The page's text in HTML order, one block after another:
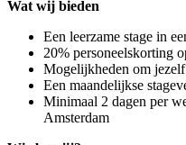
Wat wij bieden
Een leerzame stage in
20% personeelskorting
Mogelijkheden om
Een maandelijkse
Minimaal 2 dagen per
Amsterdam